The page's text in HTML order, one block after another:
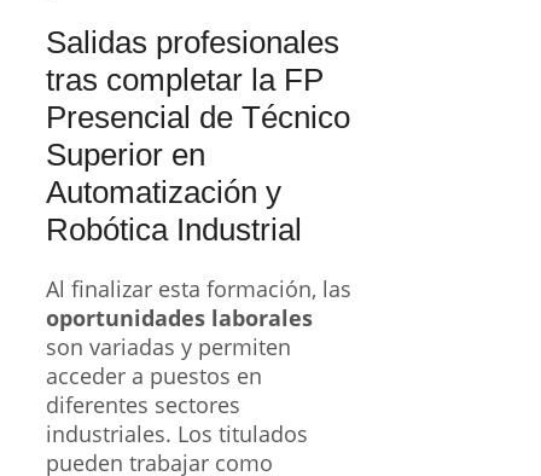
Salidas profesionales
tras completar la FP
Presencial de Técnico
Superior en
Automatización y
Robótica Industrial
Al finalizar esta formación, las
oportunidades laborales
son variadas y permiten
acceder a puestos en
diferentes sectores
industriales. Los titulados
pueden trabajar como